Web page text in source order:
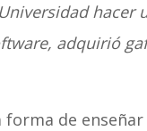
hacer
adquirió
de enseñar